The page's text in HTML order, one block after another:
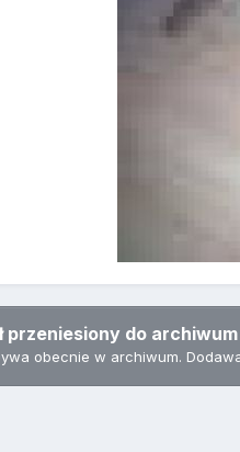
przeniesiony do archiwum
obecnie w archiwum.